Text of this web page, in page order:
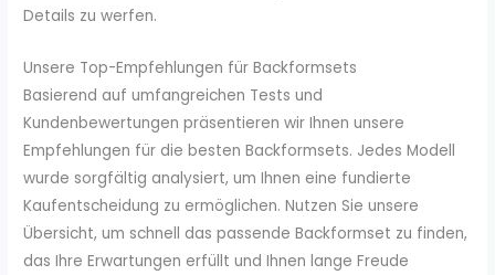
Details zu werfen.
Unsere Top-Empfehlungen für Backformsets
Basierend auf umfangreichen Tests und
Kundenbewertungen präsentieren wir Ihnen unsere
Empfehlungen für die besten Backformsets. Jedes Modell
wurde sorgfältig analysiert, um Ihnen eine fundierte
Kaufentscheidung zu ermöglichen. Nutzen Sie unsere
Übersicht, um schnell das passende Backformset zu finden,
das Ihre Erwartungen erfüllt und Ihnen lange Freude